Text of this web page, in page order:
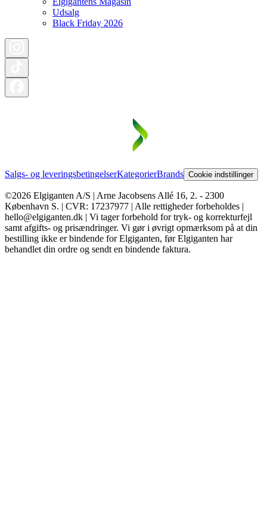
Udsalg
Black Friday 2026
Salgs- og leveringsbetingelserKategorierBrands Cookie indstillinger
©2026 Elgiganten A/S | Arne Jacobsens Allé 16, 2. - 2300
København S. | CVR: 17237977 | Alle rettigheder forbeholdes |
hello@elgiganten.dk | Vi tager forbehold for tryk- og korrekturfejl
samt afgifts- og prisændringer. Vi gør i øvrigt opmærksom på at din
bestilling ikke er bindende for Elgiganten, før Elgiganten har
behandlet din ordre og sendt en bindende faktura.